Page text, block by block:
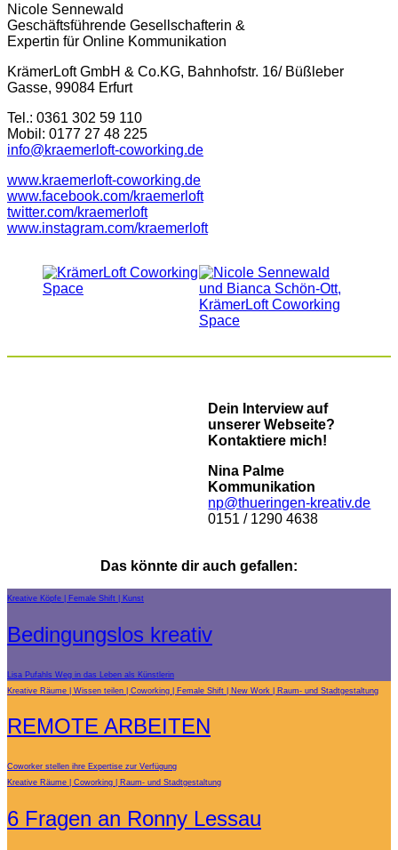
Nicole Sennewald
Geschäftsführende Gesellschafterin &
Expertin für Online Kommunikation
KrämerLoft GmbH & Co.KG, Bahnhofstr. 16/ Büßleber
Gasse, 99084 Erfurt
Tel.: 0361 302 59 110
Mobil: 0177 27 48 225
info@kraemerloft-coworking.de
www.kraemerloft-coworking.de
www.facebook.com/kraemerloft
twitter.com/kraemerloft
www.instagram.com/kraemerloft
Dein Interview auf
unserer Webseite?
Kontaktiere mich!
Nina Palme
Kommunikation
np@thueringen-kreativ.de
0151 / 1290 4638
Das könnte dir auch gefallen:
Kreative Köpfe Female Shift Kunst
Bedingungslos kreativ
Lisa Pufahls Weg in das Leben als Künstlerin
Kreative Räume
Wissen teilen Coworking Female Shift New Work Raum- und Stadtgestaltung
REMOTE ARBEITEN
Coworker stellen ihre Expertise zur Verfügung
Kreative Räume
Coworking Raum- und Stadtgestaltung
6 Fragen an Ronny Lessau